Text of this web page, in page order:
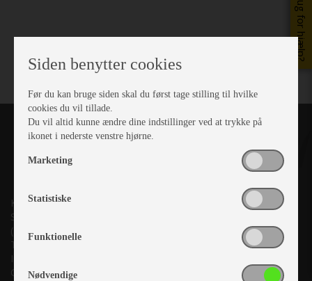
Brug for hjælp?
Kronjyllands Camping Center A/S
Suderholmen 10, 8960 Randers SØ
(Lige ud til Grenåvej)
Tlf. +45 87 10 98 70
Info@as-kcc.dk
CVR: 33 38 77 33
Siden benytter cookies
Før du kan bruge siden skal du først tage stilling til hvilke
cookies du vil tillade.
Du vil altid kunne ændre dine indstillinger ved at trykke på
ikonet i nederste venstre hjørne.
Marketing
Statistiske
Funktionelle
Nødvendige